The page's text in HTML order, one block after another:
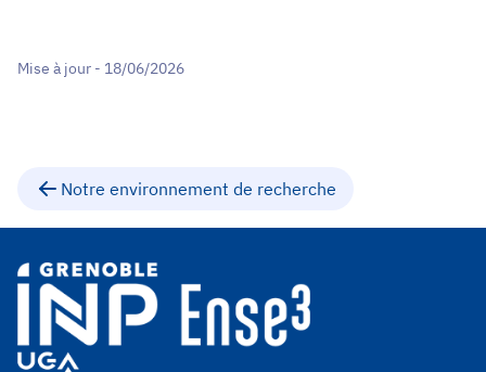
Mise à jour - 18/06/2026
Notre environnement de recherche